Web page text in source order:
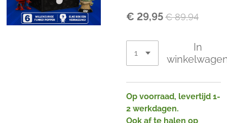
€ 29,95€ 89,94
In
Op voorraad, levertijd 1-
2 werkdagen.
Ook af te halen op